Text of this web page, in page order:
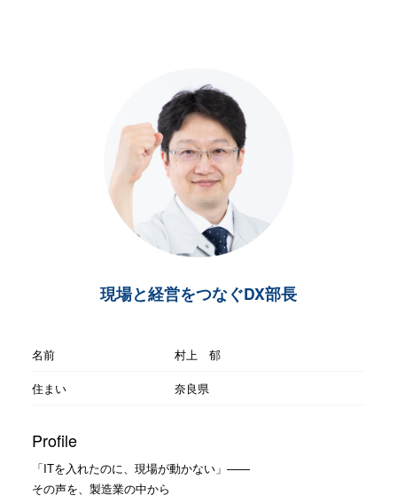
現場と経営をつなぐDX部長
名前
村上 郁
住まい
奈良県
Profile
「ITを入れたのに、現場が動かない」——
その声を、製造業の中から